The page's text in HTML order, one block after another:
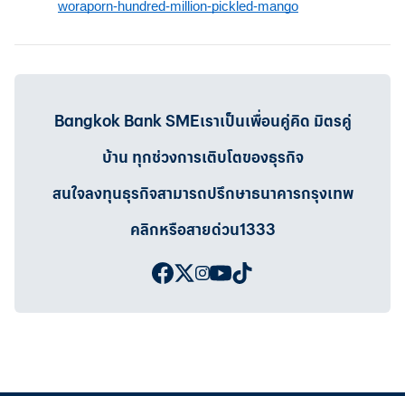
woraporn-hundred-million-pickled-mango
Bangkok Bank SMEเราเป็นเพื่อนคู่คิด มิตรคู่
บ้าน ทุกช่วงการเติบโตของธุรกิจ
สนใจลงทุนธุรกิจสามารถปรึกษาธนาคารกรุงเทพ
คลิกหรือสายด่วน1333